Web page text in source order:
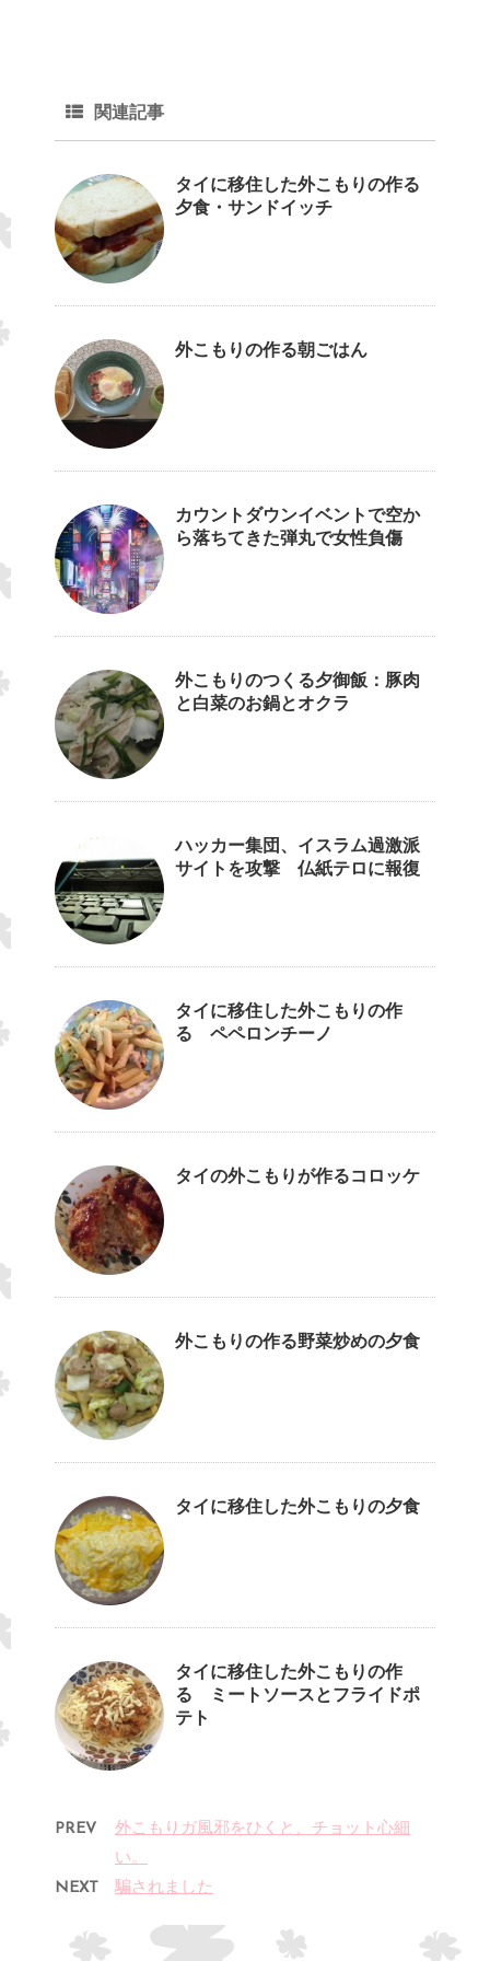
関連記事
タイに移住した外こもりの作る
夕食・サンドイッチ
外こもりの作る朝ごはん
カウントダウンイベントで空か
ら落ちてきた弾丸で女性負傷
外こもりのつくる夕御飯：豚肉
と白菜のお鍋とオクラ
ハッカー集団、イスラム過激派
サイトを攻撃 仏紙テロに報復
タイに移住した外こもりの作
る ペペロンチーノ
タイの外こもりが作るコロッケ
外こもりの作る野菜炒めの夕食
タイに移住した外こもりの夕食
タイに移住した外こもりの作
る ミートソースとフライドポ
テト
PREV
外こもりガ風邪をひくと、チョット心細
い。
NEXT
騙されました